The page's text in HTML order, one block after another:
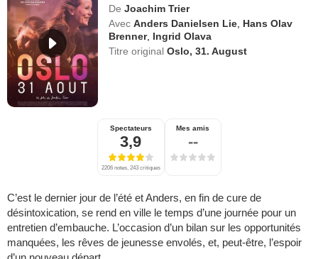
De Joachim Trier
Avec Anders Danielsen Lie Hans Olav
Brenner, Ingrid Olava
Titre originalOslo, 31. August
Spectateurs
3,9
2206 notes, 243 critiques
Mes amis
--
C’est le dernier jour de l’été et Anders, en fin de cure de
désintoxication, se rend en ville le temps d’une journée pour un
entretien d’embauche. L’occasion d’un bilan sur les opportunités
manquées, les rêves de jeunesse envolés, et, peut-être, l’espoir